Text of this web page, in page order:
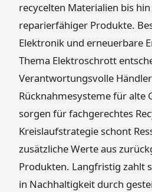
recycelten Materialien bis
reparierfähiger Produkte.
Elektronik und erneuerbare
Thema Elektroschrott
Verantwortungsvolle
Rücknahmesysteme für alte
sorgen für fachgerechtes
Kreislaufstrategie schont
zusätzliche Werte aus
Produkten. Langfristig zahlt
in Nachhaltigkeit durch